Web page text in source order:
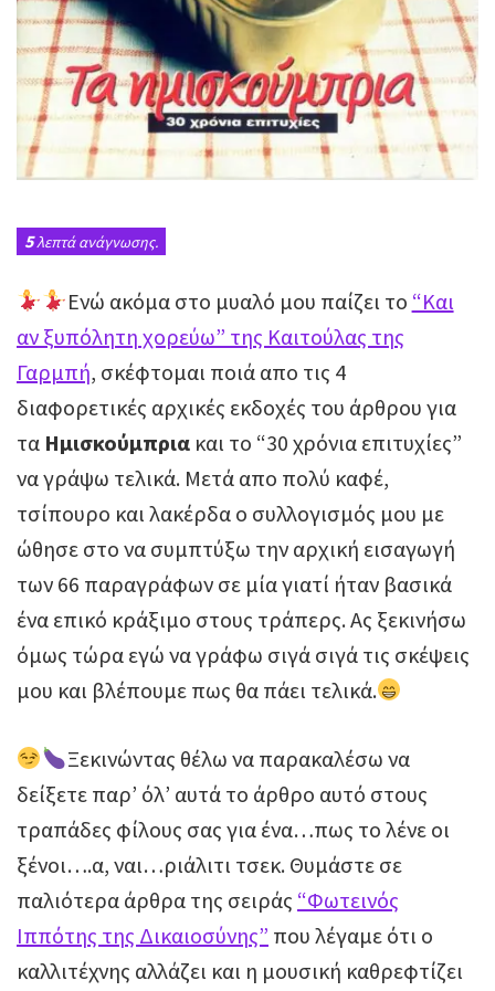
5λεπτά ανάγνωσης.
Ενώ ακόμα στο μυαλό μου παίζει το “Και
αν ξυπόλητη χορεύω” της Καιτούλας της
Γαρμπή, σκέφτομαι ποιά απο τις 4
διαφορετικές αρχικές εκδοχές του άρθρου για
τα Ημισκούμπρια και το “30 χρόνια επιτυχίες”
να γράψω τελικά. Μετά απο πολύ καφέ,
τσίπουρο και λακέρδα ο συλλογισμός μου με
ώθησε στο να συμπτύξω την αρχική εισαγωγή
των 66 παραγράφων σε μία γιατί ήταν βασικά
ένα επικό κράξιμο στους τράπερς. Ας ξεκινήσω
όμως τώρα εγώ να γράφω σιγά σιγά τις σκέψεις
μου και βλέπουμε πως θα πάει τελικά.
Ξεκινώντας θέλω να παρακαλέσω να
δείξετε παρ’ όλ’ αυτά το άρθρο αυτό στους
τραπάδες φίλους σας για ένα…πως το λένε οι
ξένοι….α, ναι…ριάλιτι τσεκ. Θυμάστε σε
παλιότερα άρθρα της σειράς “Φωτεινός
Ιππότης της Δικαιοσύνης” που λέγαμε ότι ο
καλλιτέχνης αλλάζει και η μουσική καθρεφτίζει